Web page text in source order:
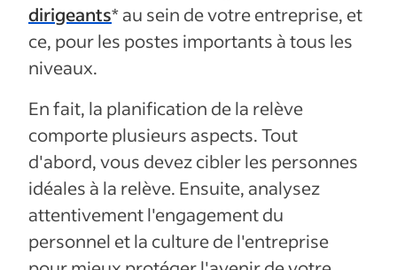
dirigeants* au sein de votre entreprise, et
ce, pour les postes importants à tous les
niveaux.
En fait, la planification de la relève
comporte plusieurs aspects. Tout
d'abord, vous devez cibler les personnes
idéales à la relève. Ensuite, analysez
attentivement l'engagement du
personnel et la culture de l'entreprise